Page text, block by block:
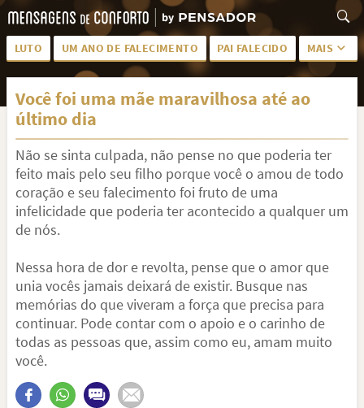
LUTO UM ANO DE FALECIMENTO PAI FALECIDO MAIS
LUTO PARA AMIGA PALAVRAS
SAUDADES DA MÃE
PÊSAMES PARA AMIGA DESCANSE EM PAZ
MEUS SENTIMENTOS PÊSAMES PARA AMIGO
FRASES DE LUTO PARA AMIGO FIM DE NAMORO
Você foi uma mãe maravilhosa até ao
último dia
Não se sinta culpada, não pense no que poderia ter
feito mais pelo seu filho porque você o amou de todo
coração e seu falecimento foi fruto de uma
infelicidade que poderia ter acontecido a qualquer um
de nós.
Nessa hora de dor e revolta, pense que o amor que
unia vocês jamais deixará de existir. Busque nas
memórias do que viveram a força que precisa para
continuar. Pode contar com o apoio e o carinho de
todas as pessoas que, assim como eu, amam muito
você.